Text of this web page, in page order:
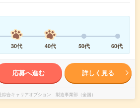
30代 40代 50代 60代
応募へ進む 詳しく見る
綜合キャリアオプション 製造事業部（全国）